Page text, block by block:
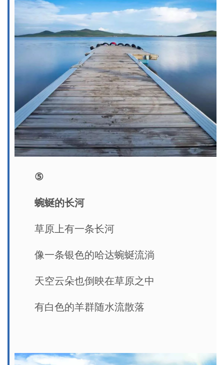
⑤
蜿蜒的长河
草原上有一条长河
像一条银色的哈达蜿蜒流淌
天空云朵也倒映在草原之中
有白色的羊群随水流散落